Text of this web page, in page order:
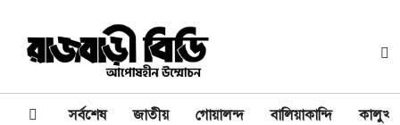
সর্বশেষ জাতীয় গোয়ালন্দ বালিয়াকান্দি